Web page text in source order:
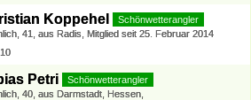
Koppehel
Schönwetterangler
41 aus Radis Mitglied seit 25. Februar 2014
10
Petri
Schönwetterangler
40 aus Darmstadt, Hessen